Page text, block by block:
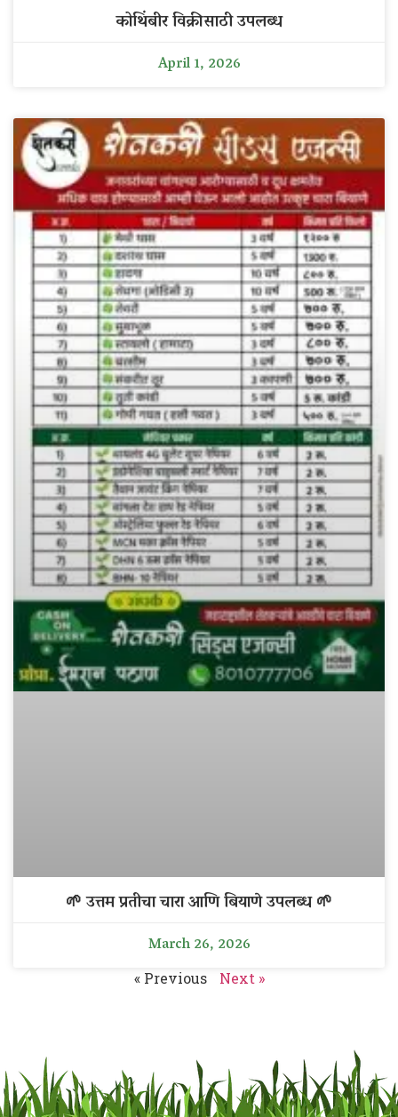
कोथिंबीर विक्रीसाठी उपलब्ध
April 1, 2026
🌱 उत्तम प्रतीचा चारा आणि बियाणे उपलब्ध 🌱
March 26, 2026
« Previous Next »